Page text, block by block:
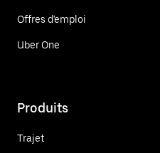
Offres d'emploi
Uber One
Produits
Trajet